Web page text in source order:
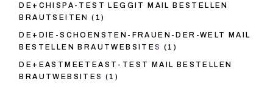
DE+CHISPA-TEST LEGGIT MAIL BESTELLEN
BRAUTSEITEN
(1)
DE+DIE-SCHOENSTEN-FRAUEN-DER-WELT MAIL
BESTELLEN BRAUTWEBSITES (1)
DE+EASTMEETEAST-TEST MAIL BESTELLEN
BRAUTWEBSITES (1)